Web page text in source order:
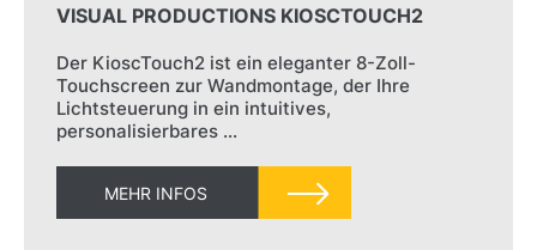
VISUAL PRODUCTIONS KIOSCTOUCH2
Der KioscTouch2 ist ein eleganter 8-Zoll-
Touchscreen zur Wandmontage, der Ihre
Lichtsteuerung in ein intuitives,
personalisierbares …
MEHR INFOS